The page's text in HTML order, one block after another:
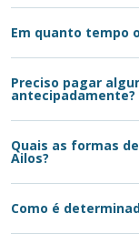
Em quanto tempo
Preciso pagar
antecipadamente?
Quais as formas
Ailos?
Como é